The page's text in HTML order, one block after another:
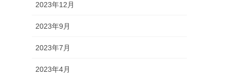
2023年12月
2023年9月
2023年7月
2023年4月